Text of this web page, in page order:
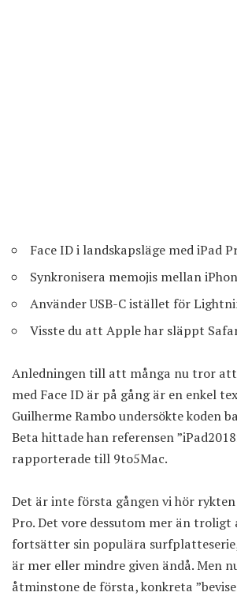
Face ID i landskapsläge med iPad
Synkronisera memojis mellan
Använder USB-C istället för
Visste du att Apple har släppt
Anledningen till att många nu tror att
med Face ID är på gång är en enkel
Guilherme Rambo undersökte koden
Beta hittade han referensen
rapporterade till 9to5Mac.
Det är inte första gången vi hör
Pro. Det vore dessutom mer än
fortsätter sin populära
är mer eller mindre given ändå. Men
åtminstone de första, konkreta